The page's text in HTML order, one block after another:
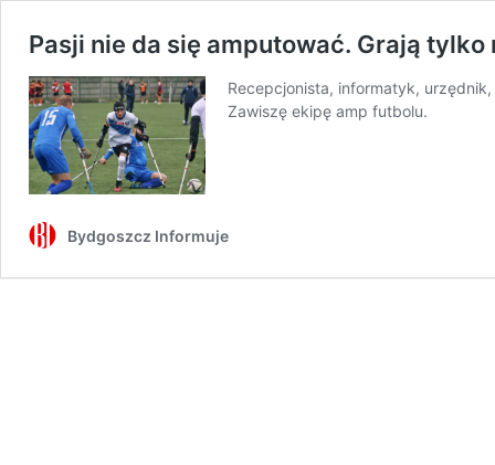
Pasji nie da się amputować. Grają
Recepcjonista, informatyk,
Zawiszę ekipę amp futbolu.
Bydgoszcz Informuje